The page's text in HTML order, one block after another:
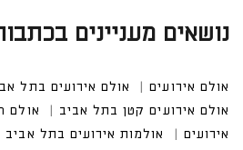
נושאים מעניינים
אולם אירועים אולם אירועים בתל
אולם אירועים קטן בתל אביב
אולם
עים
אולמות אירועים בתל אביב